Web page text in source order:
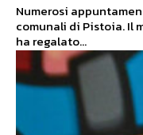
Numerosi
comunali di Pistoia. Il mese di agosto, e l'estate in genere,
ha regalato...